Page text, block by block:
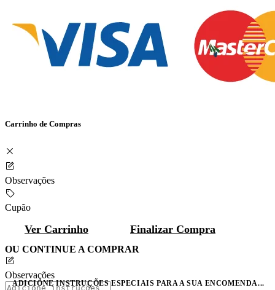
Carrinho de Compras
Observações
Cupão
Ver Carrinho Finalizar Compra
OU CONTINUE A COMPRAR
Observações
ADICIONE INSTRUÇÕES ESPECIAIS PARA A SUA ENCOMENDA...